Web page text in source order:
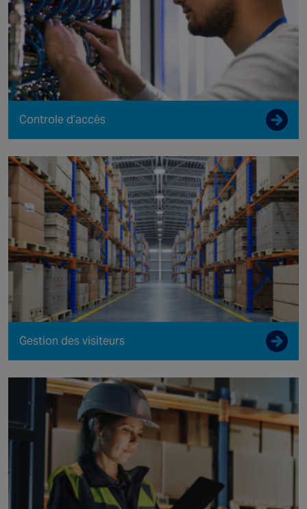
Controle d’accès
Gestion des visiteurs